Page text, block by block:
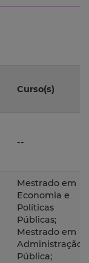
Curso(s)
--
Mestrado em
Economia e
Políticas
Públicas;
Mestrado em
Administração
Pública;